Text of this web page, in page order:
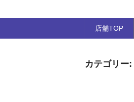
店舗TOP
カテゴリー: